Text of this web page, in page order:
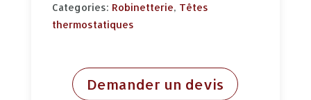
Categories: Robinetterie, Têtes
thermostatiques
Demander un devis